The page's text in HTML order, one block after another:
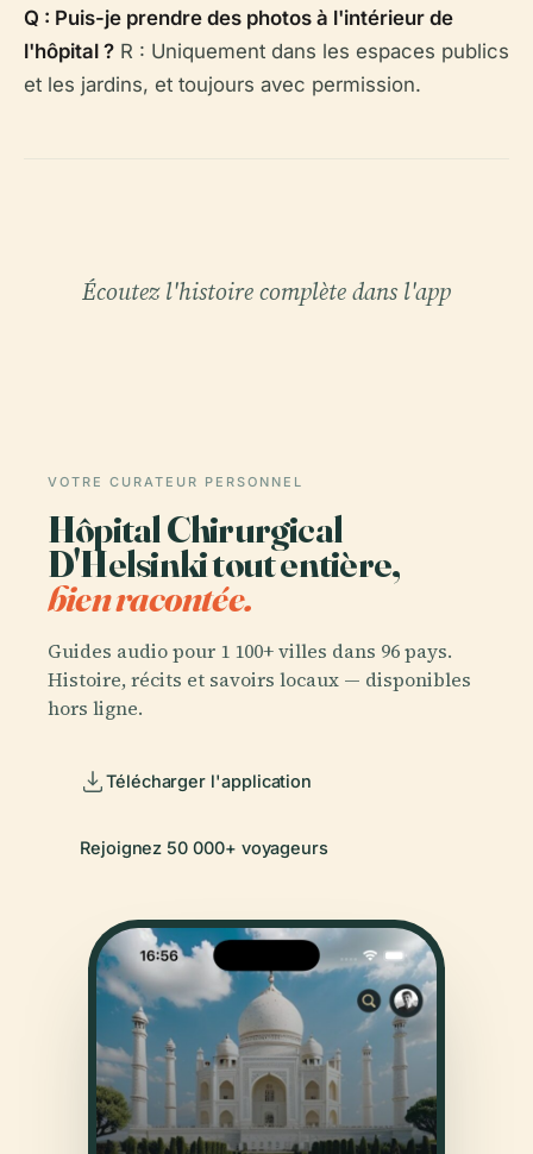
Q : Puis-je prendre des photos à l'intérieur de
l'hôpital ? R : Uniquement dans les espaces publics
et les jardins, et toujours avec permission.
Écoutez l'histoire complète dans l'app
VOTRE CURATEUR PERSONNEL
Hôpital Chirurgical
D'Helsinki tout entière,
bien racontée.
Guides audio pour 1 100+ villes dans 96 pays.
Histoire, récits et savoirs locaux — disponibles
hors ligne.
Télécharger l'application
Rejoignez 50 000+ voyageurs